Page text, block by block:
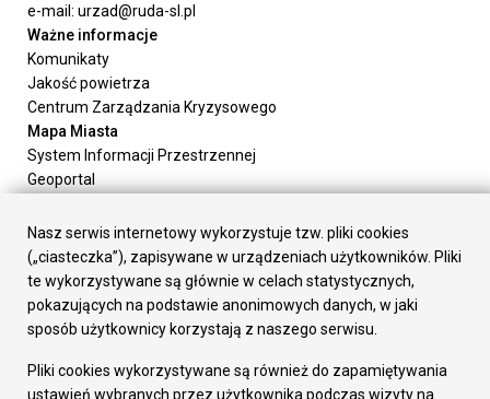
e-mail: urzad@ruda-sl.pl
Ważne informacje
Komunikaty
Jakość powietrza
Centrum Zarządzania Kryzysowego
Mapa Miasta
System Informacji Przestrzennej
Geoportal
Załatw sprawę
Prezydent Miasta
Rada Miasta
Wydziały
Elektroniczna Skrzynka Podawcza
Gospodarka
Fundusze europejskie
Nasz serwis internetowy wykorzystuje tzw. pliki cookies
(„ciasteczka”), zapisywane w urządzeniach użytkowników. Pliki
te wykorzystywane są głównie w celach statystycznych,
pokazujących na podstawie anonimowych danych, w jaki
sposób użytkownicy korzystają z naszego serwisu.
Pliki cookies wykorzystywane są również do zapamiętywania
ustawień wybranych przez użytkownika podczas wizyty na